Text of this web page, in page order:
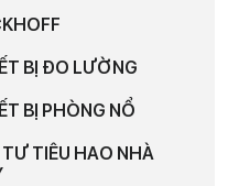
BỊ ĐO LƯỜNG
BỊ PHÒNG NỔ
TƯ TIÊU HAO NHÀ